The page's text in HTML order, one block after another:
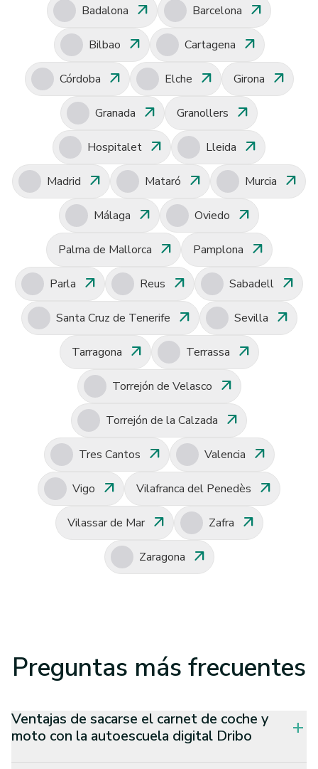
Badalona arrow_outward Barcelona arrow_outward
Bilbao arrow_outward Cartagena arrow_outward
Córdoba arrow_outward Elche arrow_outward Girona arrow_outward
Granada arrow_outward Granollers arrow_outward
Hospitalet arrow_outward Lleida arrow_outward
Madrid arrow_outward Mataró arrow_outward Murcia arrow_outward
Málaga arrow_outward Oviedo arrow_outward
Palma de Mallorca arrow_outward Pamplona arrow_outward
Parla arrow_outward Reus arrow_outward Sabadell arrow_outward
Santa Cruz de Tenerife arrow_outward Sevilla arrow_outward
Tarragona arrow_outward Terrassa arrow_outward
Torrejón de Velasco arrow_outward
Torrejón de la Calzada arrow_outward
Tres Cantos arrow_outward Valencia arrow_outward
Vigo arrow_outward Vilafranca del Penedès arrow_outward
Vilassar de Mar arrow_outward Zafra arrow_outward
Zaragona arrow_outward
Preguntas más frecuentes
Ventajas de sacarse el carnet de coche y
moto con la autoescuela digital Dribo
add